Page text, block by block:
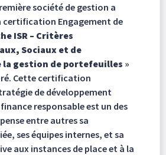
société de gestion a
certification Engagement de
ISR – Critères
Sociaux et de
la gestion de portefeuilles »
Cette certification
de développement
responsable est un des
entre autres sa
ses équipes internes, et sa
aux instances de place et à la